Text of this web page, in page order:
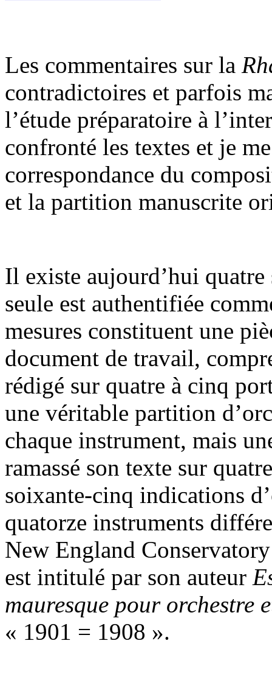
Les commentaires sur la
contradictoires et parfois
l’étude préparatoire à
confronté les textes et je
correspondance du
et la partition manuscrite
Il existe aujourd’hui
seule est authentifiée
mesures constituent une
document de travail,
rédigé sur quatre à cinq
une véritable partition
chaque instrument, mais
ramassé son texte sur
soixante-cinq indications
quatorze instruments
New England
est intitulé par son auteur
mauresque pour orchestre
« 1901 = 1908 ».